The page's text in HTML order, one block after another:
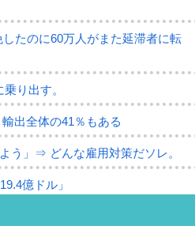
たのに60万人がまた延滞者に転
り出す。
出全体の41％もある
う」⇒ どんな雇用対策だソレ。
億ドル」